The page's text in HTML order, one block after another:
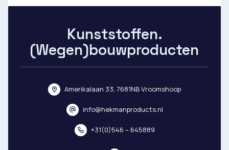
Kunststoffen.
(Wegen)bouwproducten
Amerikalaan 33, 7681NB Vroomshoop
info@hekmanproducts.nl
+31(0)546 – 645889